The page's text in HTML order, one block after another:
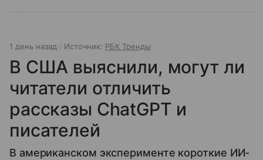
1 день назад Источник: РБК Тренды
В США выяснили, могут ли
читатели отличить
рассказы ChatGPT и
писателей
В американском эксперименте короткие ИИ-